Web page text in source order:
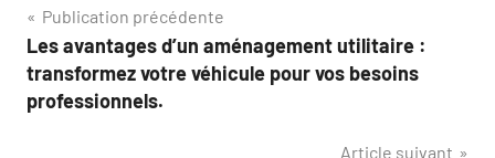
Navigation
de
l’article
Publication précédente
Les avantages d’un aménagement utilitaire :
transformez votre véhicule pour vos besoins
professionnels.
Article suivant